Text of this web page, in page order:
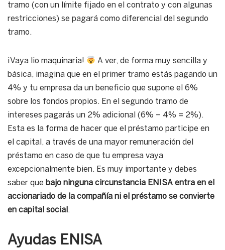
tramo (con un límite fijado en el contrato y con algunas
restricciones) se pagará como diferencial del segundo
tramo.
¡Vaya lio maquinaria!
A ver, de forma muy sencilla y
básica, imagina que en el primer tramo estás pagando un
4% y tu empresa da un beneficio que supone el 6%
sobre los fondos propios. En el segundo tramo de
intereses pagarás un 2% adicional (6% – 4% = 2%).
Esta es la forma de hacer que el préstamo participe en
el capital, a través de una mayor remuneración del
préstamo en caso de que tu empresa vaya
excepcionalmente bien. Es muy importante y debes
saber que bajo ninguna circunstancia ENISA entra en el
accionariado de la compañía ni el préstamo se convierte
en capital social .
Ayudas ENISA